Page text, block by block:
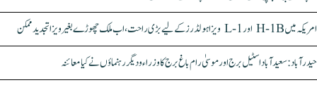
امریکہ میں H-1B اور L-1 ویزا ہولڈرز کے لیے بڑی راحت، اب ملک چھوڑے بغیر ویزا تجدید ممکن
حیدرآباد: سعیدآباد اسٹیل برج اور موسیٰ رام باغ برج کا وزراء و دیگر رہنماؤں نے کیا معائنہ